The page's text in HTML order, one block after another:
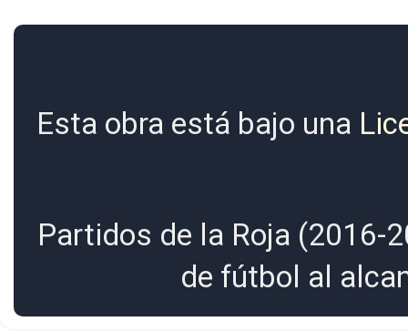
Esta obra está bajo una
Partidos de la Roja (2016-
de fútbol al